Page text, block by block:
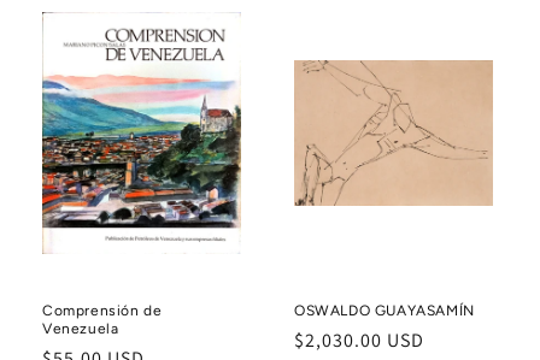
Comprensión de
Venezuela
OSWALDO GUAYASAMÍN
Regular
$2,030.00 USD